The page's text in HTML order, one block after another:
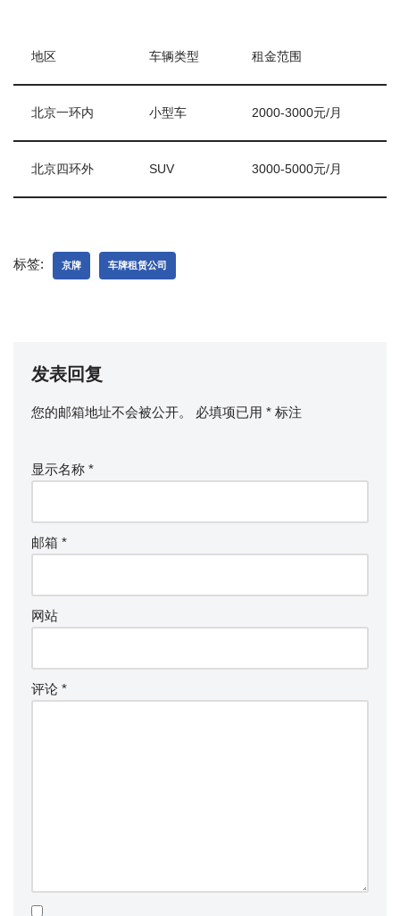
地区 车辆类型 租金范围
北京一环内 小型车 2000-3000元/月
北京四环外 SUV 3000-5000元/月
标签: 京牌 车牌租赁公司
发表回复
您的邮箱地址不会被公开。 必填项已用 * 标注
显示名称 *
邮箱 *
网站
评论 *